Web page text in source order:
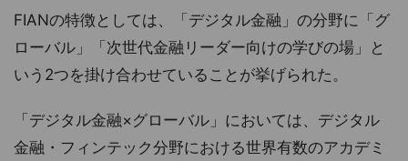
FIANの特徴としては、「デジタル金融」の分野に「グ
ローバル」「次世代金融リーダー向けの学びの場」と
いう2つを掛け合わせていることが挙げられた。
「デジタル金融×グローバル」においては、デジタル
金融・フィンテック分野における世界有数のアカデミ